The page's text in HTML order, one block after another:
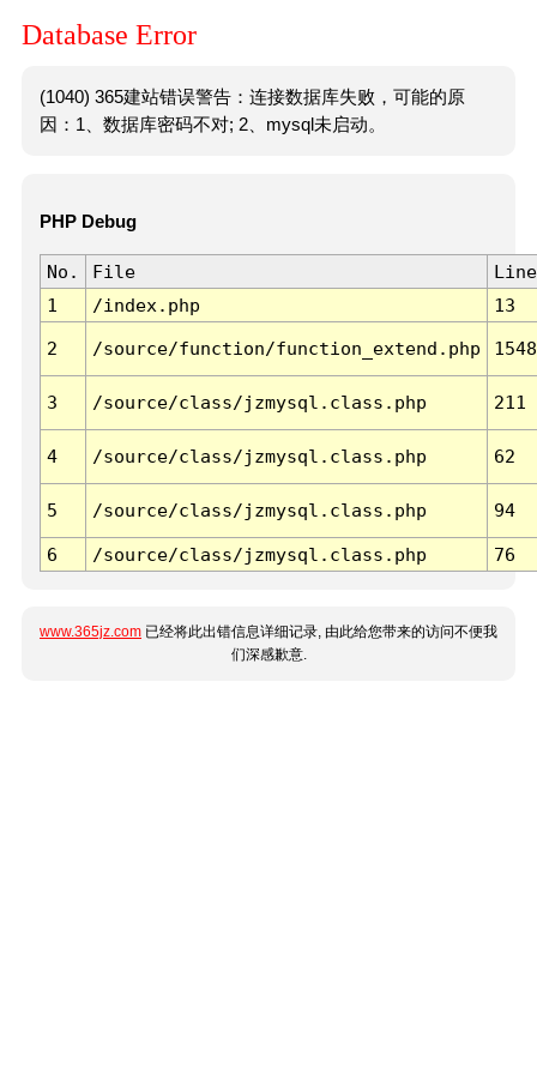
Database Error
(1040) 365建站错误警告：连接数据库失败，可能的原
因：1、数据库密码不对; 2、mysql未启动。
PHP Debug
No. File
Line
1
/index.php 13
2 /source/function/function_extend.php 1548
3 /source/class/jzmysql.class.php 211
4 /source/class/jzmysql.class.php 62
5 /source/class/jzmysql.class.php 94
6 /source/class/jzmysql.class.php 76
www.365jz.com 已经将此出错信息详细记录, 由此给您带来的访问不便我
们深感歉意.